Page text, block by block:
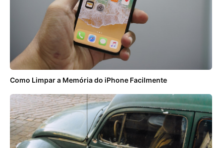
Como Limpar a Memória do iPhone Facilmente